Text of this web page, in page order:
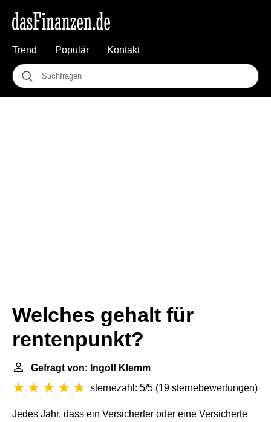
Trend Populär Kontakt
Welches gehalt für
rentenpunkt?
Gefragt von: Ingolf Klemm
sternezahl: 5/5 (19 sternebewertungen)
Jedes Jahr, dass ein Versicherter oder eine Versicherte